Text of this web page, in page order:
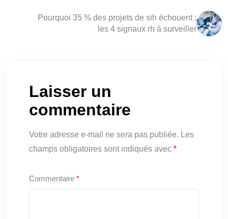
Pourquoi 35 % des projets de sih échouent :
les 4 signaux rh à surveiller
Laisser un
commentaire
Votre adresse e-mail ne sera pas publiée. Les
champs obligatoires sont indiqués avec *
Commentaire *